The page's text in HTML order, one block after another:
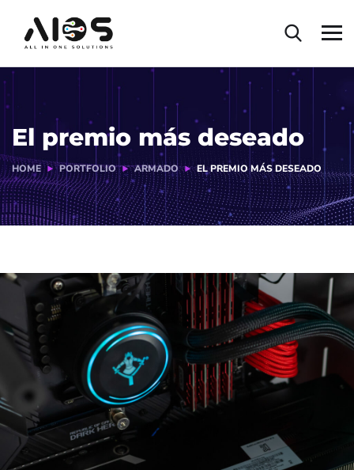
El premio más deseado
HOME PORTFOLIO ARMADO EL PREMIO MÁS DESEADO